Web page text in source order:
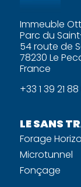
Immeuble
Parc du
54 route de
78230 Le
France
+33 1 39 21
LE SANS
Forage
Microtunnel
Fonçage